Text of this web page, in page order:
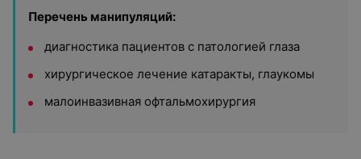
Перечень манипуляций:
диагностика пациентов с патологией глаза
хирургическое лечение катаракты, глаукомы
малоинвазивная офтальмохирургия